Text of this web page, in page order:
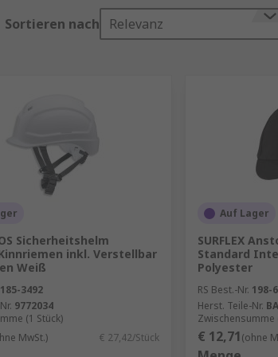
Öl-/Flüssigkeitsspritzern, potenziell
die hervorragenden Schutz bieten,
Umgebungen. Es gibt verschiedene
gefährlichen Substanzen, die Schaden
Höhe, bei der die Sicherheit einer
Substanzen, z. B. Stäuben,
Sortieren nach Relevanz
Sicherheitshelm
inkl. Verstellbar
Weiß
185-3492
9772034
(1 Stück)
MwSt.) € 27,42/Stück
Auf Lager
SURFLEX
Standard
Polyester
RS Best.-Nr. 198-
Herst. Teile-Nr.
Zwischensumme
€ 12,71(ohne